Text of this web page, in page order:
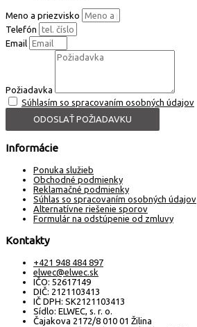
Meno a priezvisko
Telefón
Email
Požiadavka
Súhlasím so spracovaním osobných údajov
ODOSLAŤ POŽIADAVKU
Informácie
Ponuka služieb
Obchodné podmienky
Reklamačné podmienky
Súhlas so spracovaním osobných údajov
Alternatívne riešenie sporov
Formulár na odstúpenie od zmluvy
Kontakty
+421 948 484 897
elwec@elwec.sk
IČO: 52617149
DIČ: 2121103413
IČ DPH: SK2121103413
Sídlo: ELWEC, s. r. o.
Čajakova 2172/8 010 01 Žilina